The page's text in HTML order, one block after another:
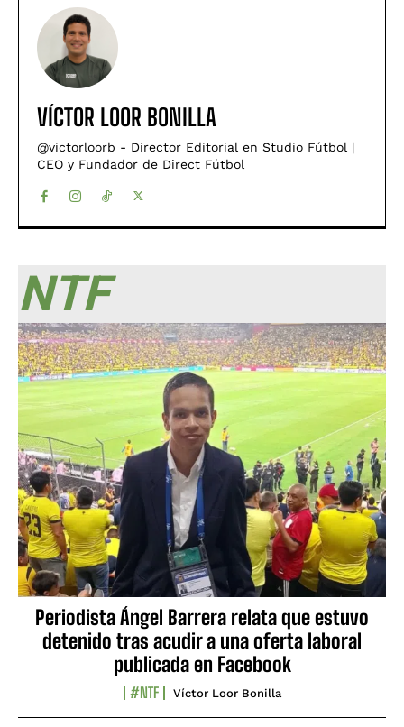
VÍCTOR LOOR BONILLA
@victorloorb - Director Editorial en Studio Fútbol |
CEO y Fundador de Direct Fútbol
NTF
Periodista Ángel Barrera relata que estuvo
detenido tras acudir a una oferta laboral
publicada en Facebook
#NTF Víctor Loor Bonilla